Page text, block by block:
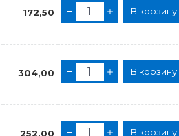
172,50 В корзину
304,00 В корзину
252,00 В корзину